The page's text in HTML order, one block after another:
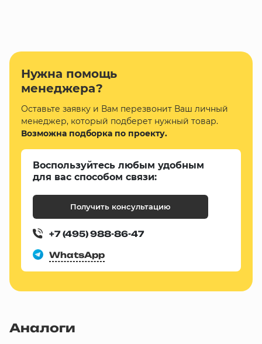
Нужна помощь
менеджера?
Оставьте заявку и Вам перезвонит Ваш личный
менеджер, который подберет нужный товар.
Возможна подборка по проекту.
Воспользуйтесь любым удобным
для вас способом связи:
Получить консультацию
+7 (495) 988-86-47
WhatsApp
Аналоги